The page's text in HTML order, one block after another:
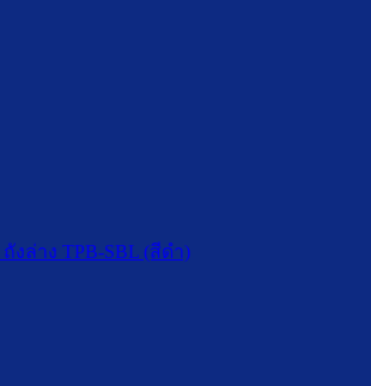
งล่าง TPB-SBL (สีดำ)